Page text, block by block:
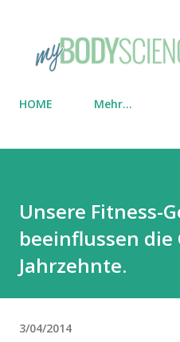
Direkt zum
HOME Mehr…
Unsere Fitness-
beeinflussen
Jahrzehnte.
3/04/2014